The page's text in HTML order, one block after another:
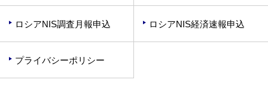
ロシアNIS調査月報申込 ロシアNIS経済速報申込
プライバシーポリシー